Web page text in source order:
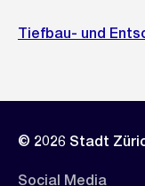
Tiefbau- und
© 2026 Stadt
Social Media